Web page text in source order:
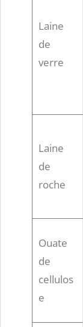
Laine
de
verre
Laine
de
roche
Ouate
de
cellulos
e